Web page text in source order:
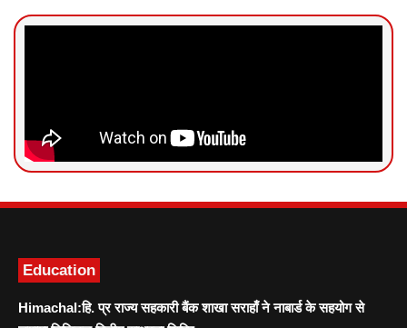
Education
Himachal:हि. प्र राज्य सहकारी बैंक शाखा सराहाँ ने नाबार्ड के सहयोग से